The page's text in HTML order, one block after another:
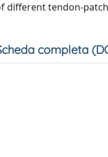
different tendon-
completa